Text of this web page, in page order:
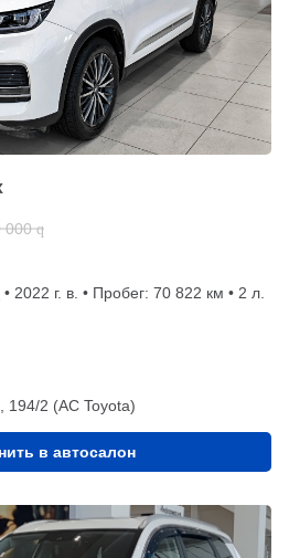
000 q
2022 г. в. • Пробег: 70 822 км • 2 л.
194/2 (АС Toyota)
в автосалон